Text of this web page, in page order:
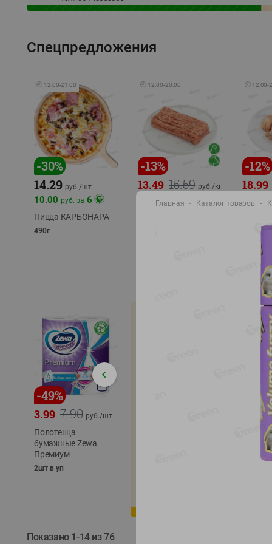
Спецпредложения
🕘 12:00-21:00
-30%
14.29 руб./шт
10.00 руб. за 6
Пицца КАРБОНАРА
490г
🕘 12:00-20:00
-13%
15.59
13.49 руб./кг
Фарш Купеческий
🕘 12:00-
-12%
18.99
части
-49%
7.90
3.99 руб./шт
Полотенца
бумажные Zewa
Премиум
2шт в уп
17%
4.99
сельди
Показано 1-14 из 76
Главная Каталог товаров